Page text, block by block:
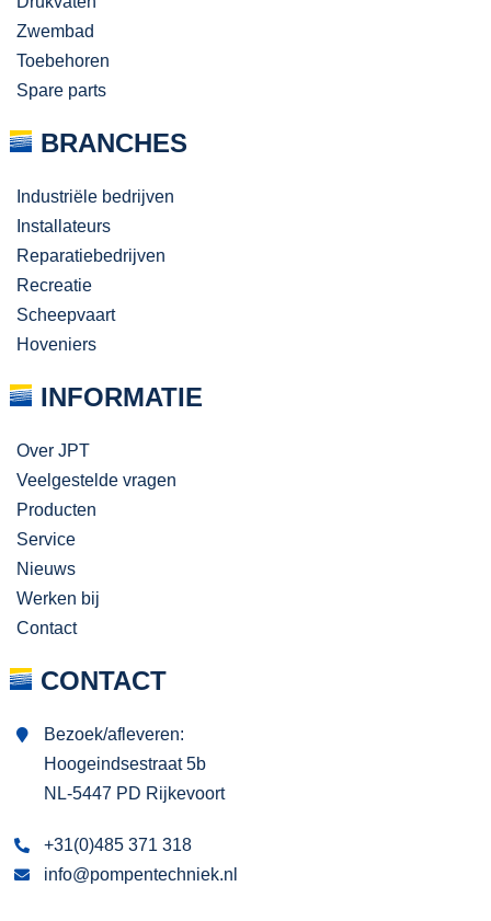
Zwembad
Toebehoren
Spare parts
BRANCHES
Industriële bedrijven
Installateurs
Reparatiebedrijven
Recreatie
Scheepvaart
Hoveniers
INFORMATIE
Over JPT
Veelgestelde vragen
Producten
Service
Nieuws
Werken bij
Contact
CONTACT
Bezoek/afleveren:
Hoogeindsestraat 5b
NL-5447 PD Rijkevoort
+31(0)485 371 318
info@pompentechniek.nl